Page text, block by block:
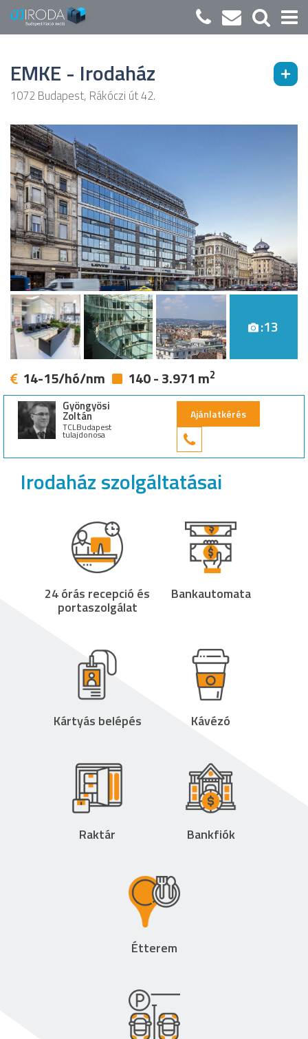
EMKE - Irodaház
1072 Budapest, Rákóczi út 42.
:13
14-15/hó/nm 140 - 3.971 m2
Gyöngyösi
Zoltán
TCLBudapest
tulajdonosa
Ajánlatkérés
Irodaház szolgáltatásai
24 órás recepció és
portaszolgálat
Bankautomata
Kártyás belépés Kávézó
Raktár Bankfiók
Étterem